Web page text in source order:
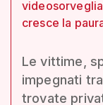
cresce la
Le vittime,
impegnati
trovate